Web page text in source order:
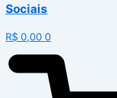
Sociais
R$ 0,00 0